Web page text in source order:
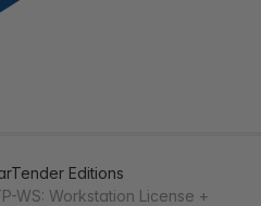
Editions
WS: Workstation License +